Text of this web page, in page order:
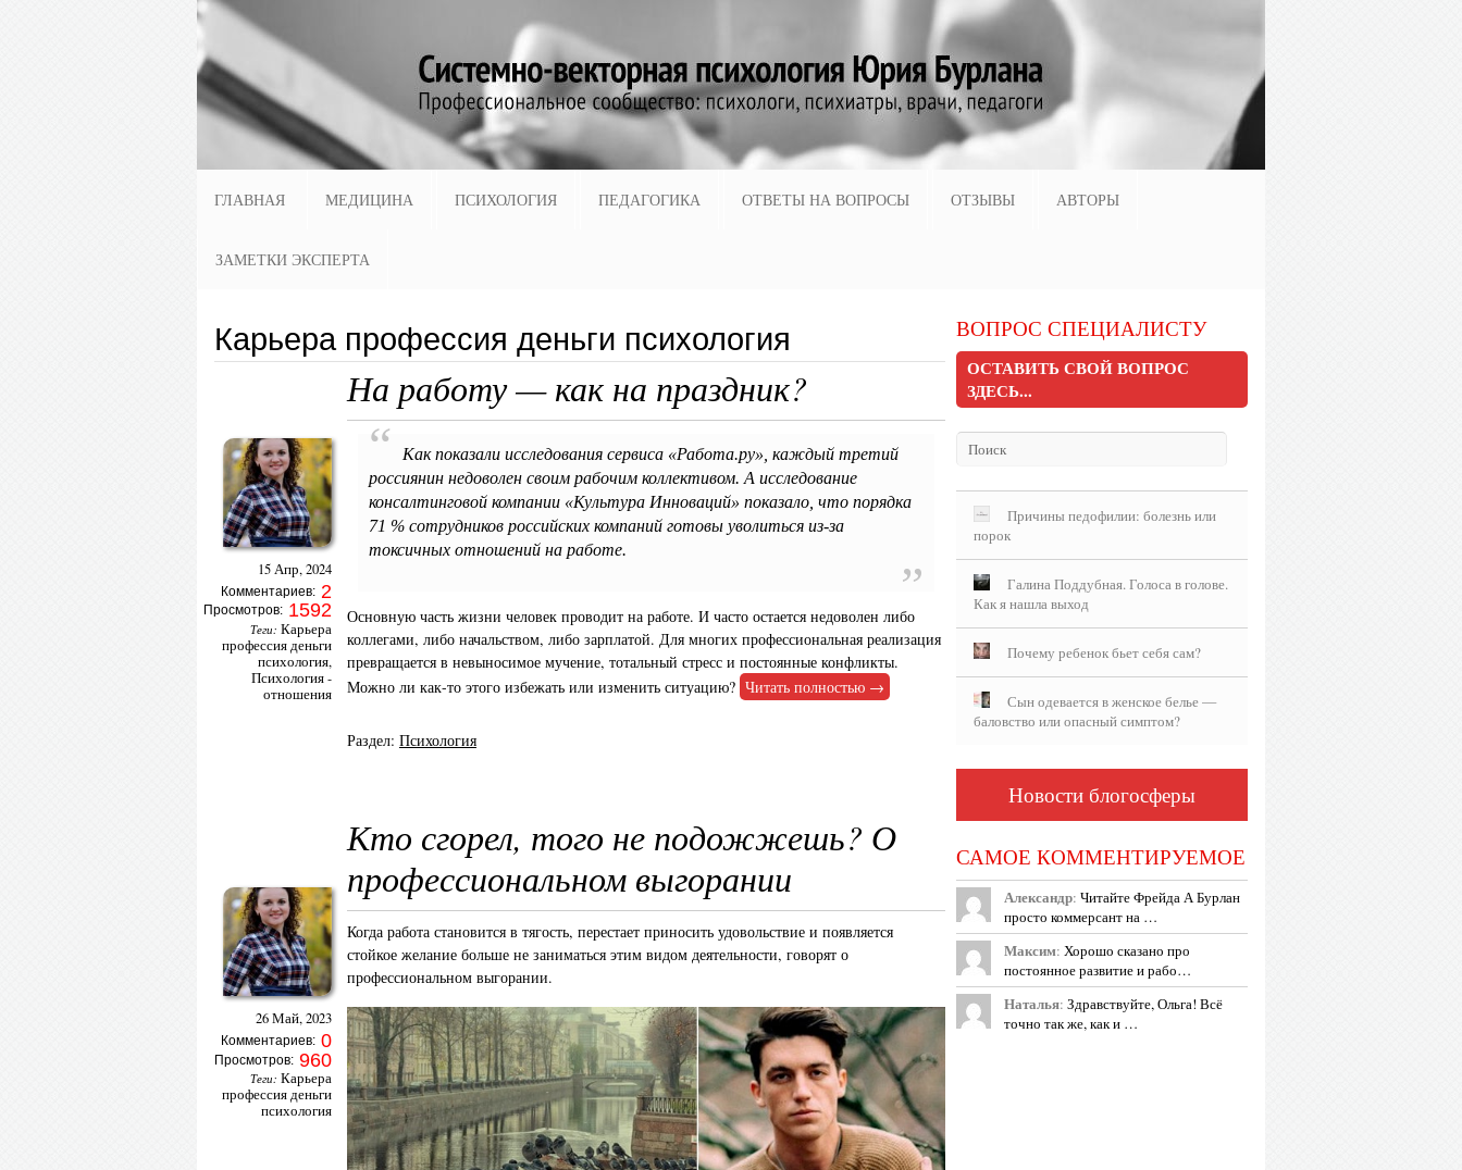
ГЛАВНАЯ МЕДИЦИНА ПСИХОЛОГИЯ ПЕДАГОГИКА ОТВЕТЫ НА ВОПРОСЫ ОТЗЫВЫ АВТОРЫ
ЗАМЕТКИ ЭКСПЕРТА
Карьера профессия деньги психология
На работу — как на праздник?
Как показали исследования сервиса «Работа.ру», каждый третий
россиянин недоволен своим рабочим коллективом. А исследование
консалтинговой компании «Культура Инноваций» показало, что порядка
71 % сотрудников российских компаний готовы уволиться из-за
токсичных отношений на работе.
Основную часть жизни человек проводит на работе. И часто остается недоволен либо
коллегами, либо начальством, либо зарплатой. Для многих профессиональная реализация
превращается в невыносимое мучение, тотальный стресс и постоянные конфликты.
Можно ли как-то этого избежать или изменить ситуацию? Читать полностью →
Раздел: Психология
15 Апр, 2024
Комментариев: 2
Просмотров: 1592
Теги: Карьера
профессия деньги
психология,
Психология -
отношения
Кто сгорел, того не подожжешь? О
профессиональном выгорании
Когда работа становится в тягость, перестает приносить удовольствие и появляется
стойкое желание больше не заниматься этим видом деятельности, говорят о
профессиональном выгорании.
26 Май, 2023
Комментариев: 0
Просмотров: 960
Теги: Карьера
профессия деньги
психология
ВОПРОС СПЕЦИАЛИСТУ
ОСТАВИТЬ СВОЙ ВОПРОС
ЗДЕСЬ...
Причины педофилии: болезнь или
порок
Галина Поддубная. Голоса в голове.
Как я нашла выход
Почему ребенок бьет себя сам?
Сын одевается в женское белье —
баловство или опасный симптом?
Новости блогосферы
САМОЕ КОММЕНТИРУЕМОЕ
Александр: Читайте Фрейда А Бурлан
просто коммерсант на …
Максим: Хорошо сказано про
постоянное развитие и рабо…
Наталья: Здравствуйте, Ольга! Всё
точно так же, как и …